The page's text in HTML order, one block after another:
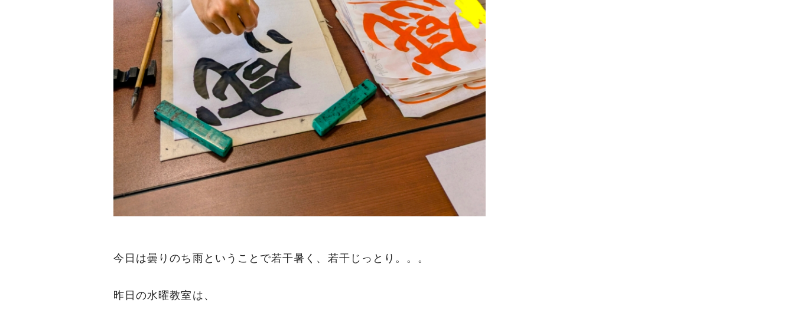
今日は曇りのち雨ということで若干暑く、若干じっとり。。。
昨日の水曜教室は、